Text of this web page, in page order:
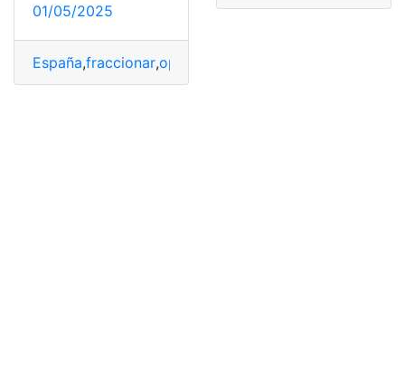
01/05/2025
España,fraccionar,opciones